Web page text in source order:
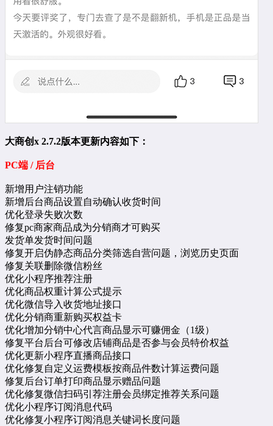
大商创x 2.7.2版本更新内容如下：
PC端 / 后台
新增用户注销功能
新增后台商品设置自动确认收货时间
优化登录失败次数
修复pc商家商品成为分销商才可购买
发货单发货时间问题
修复开启伪静态商品分类筛选自营问题，浏览历史页面
修复关联删除微信粉丝
优化小程序推荐注册
优化商品权重计算公式提示
优化微信导入收货地址接口
优化分销商重新购买权益卡
优化增加分销中心代言商品显示可赚佣金（1级）
修复平台后台可修改店铺商品是否参与会员特价权益
优化更新小程序直播商品接口
优化修复自定义运费模板按商品件数计算运费问题
修复后台订单打印商品显示赠品问题
优化修复微信扫码引荐注册会员绑定推荐关系问题
优化小程序订阅消息代码
优化修复小程序订阅消息关键词长度问题